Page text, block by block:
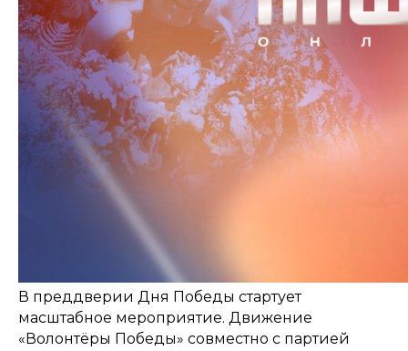
В преддверии Дня Победы стартует
масштабное мероприятие. Движение
«Волонтёры Победы» совместно с партией